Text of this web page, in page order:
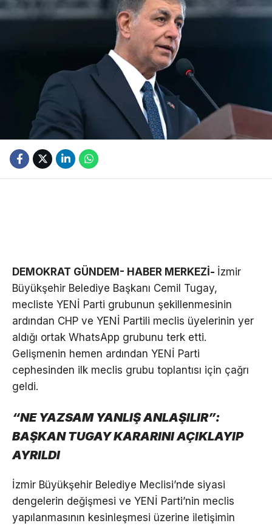
DEMOKRAT GÜNDEM- HABER MERKEZİ- İzmir
Büyükşehir Belediye Başkanı Cemil Tugay,
mecliste YENİ Parti grubunun şekillenmesinin
ardından CHP ve YENİ Partili meclis üyelerinin yer
aldığı ortak WhatsApp grubunu terk etti.
Gelişmenin hemen ardından YENİ Parti
cephesinden ilk meclis grubu toplantısı için çağrı
geldi.
“NE YAZSAM YANLIŞ ANLAŞILIR”:
BAŞKAN TUGAY KARARINI AÇIKLAYIP
AYRILDI
İzmir Büyükşehir Belediye Meclisi’nde siyasi
dengelerin değişmesi ve YENİ Parti’nin meclis
yapılanmasının kesinleşmesi üzerine iletişimin